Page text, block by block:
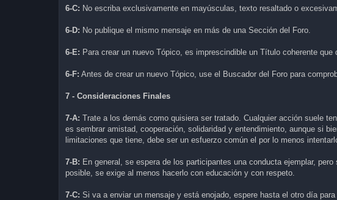
6-C: No escriba exclusivamente en mayúsculas, texto resaltado o
6-D: No publique el mismo mensaje en más de una Sección del Foro.
6-E: Para crear un nuevo Tópico, es imprescindible un Título coherente que
6-F: Antes de crear un nuevo Tópico, use el Buscador del Foro para
7 - Consideraciones Finales
7-A: Trate a los demás como quisiera ser tratado. Cualquier acción suele
es sembrar amistad, cooperación, solidaridad y entendimiento, aunque si
limitaciones que tiene, debe ser un esfuerzo común el por lo menos
7-B: En general, se espera de los participantes una conducta ejemplar,
posible, se exige al menos hacerlo con educación y con respeto.
7-C: Si va a enviar un mensaje y está enojado, espere hasta el otro día